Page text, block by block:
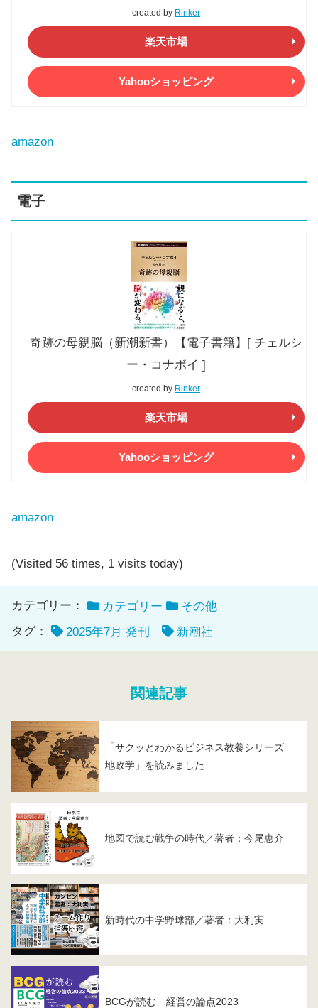
created by Rinker
楽天市場
Yahooショッピング
amazon
電子
奇跡の母親脳（新潮新書）【電子書籍】[ チェルシ
ー・コナボイ ]
created by Rinker
楽天市場
Yahooショッピング
amazon
(Visited 56 times, 1 visits today)
カテゴリー： カテゴリー
その他
タグ：
2025年7月 発刊 新潮社
関連記事
「サクッとわかるビジネス教養シリーズ
地政学」を読みました
地図で読む戦争の時代／著者：今尾恵介
新時代の中学野球部／著者：大利実
BCGが読む 経営の論点2023